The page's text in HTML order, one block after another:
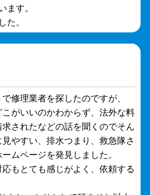
ます。
た。
修理業者を探したのですが、
こがいいのかわからず、法外な料
求されたなどの話を聞くのでそん
見やすい、排水つまり、救急隊さ
ムページを発見しました。
応もとても感じがよく、依頼する